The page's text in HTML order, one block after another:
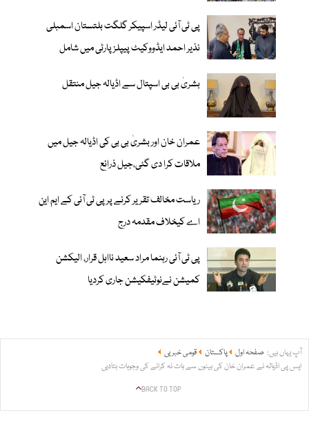
پی ٹی آئی لیڈر اسپیکر گلگت بلتستان اسمبلی
نذیر احمد ایڈووکیٹ پیپلزپارٹی میں شامل
بشریٰ بی بی اسپتال سے اڈیالہ جیل منتقل
عمران خان اور بشریٰ بی بی کی اڈیالہ جیل میں
ملاقات کرا دی گئی،جیل ذرائع
ریاست مخالف تقریر کرنے پر پی ٹی آئی کے ایم این
اے کیخلاف مقدمہ درج
پی ٹی آئی رہنما مراد سعید نااہل قرار، الیکشن
کمیشن نےنوٹیفکیشن جاری کردیا
آپ یہاں ہیں: صفحہ اول پاکستان
قومی خبریں
ایس پی اڈیالہ نے عمران خان کی بیٹوں سے بات نہ کرانے کی وجوہات بتادیں
BACK TO TOP